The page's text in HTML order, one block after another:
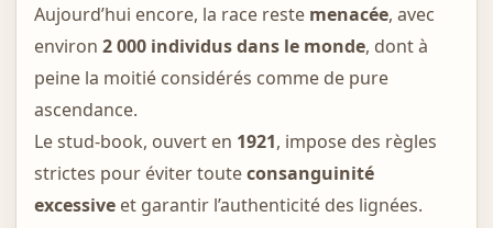
Aujourd’hui encore, la race reste menacée, avec
environ 2 000 individus dans le monde, dont à
peine la moitié considérés comme de pure
ascendance.
Le stud-book, ouvert en 1921, impose des règles
strictes pour éviter touteconsanguinité
excessiveet garantir l’authenticité des lignées.